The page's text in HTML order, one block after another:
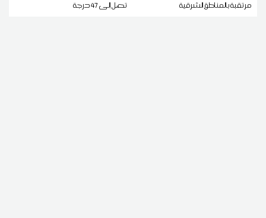
مرتقبة بالمناطق الشرقية تصل إلى 47 درجة